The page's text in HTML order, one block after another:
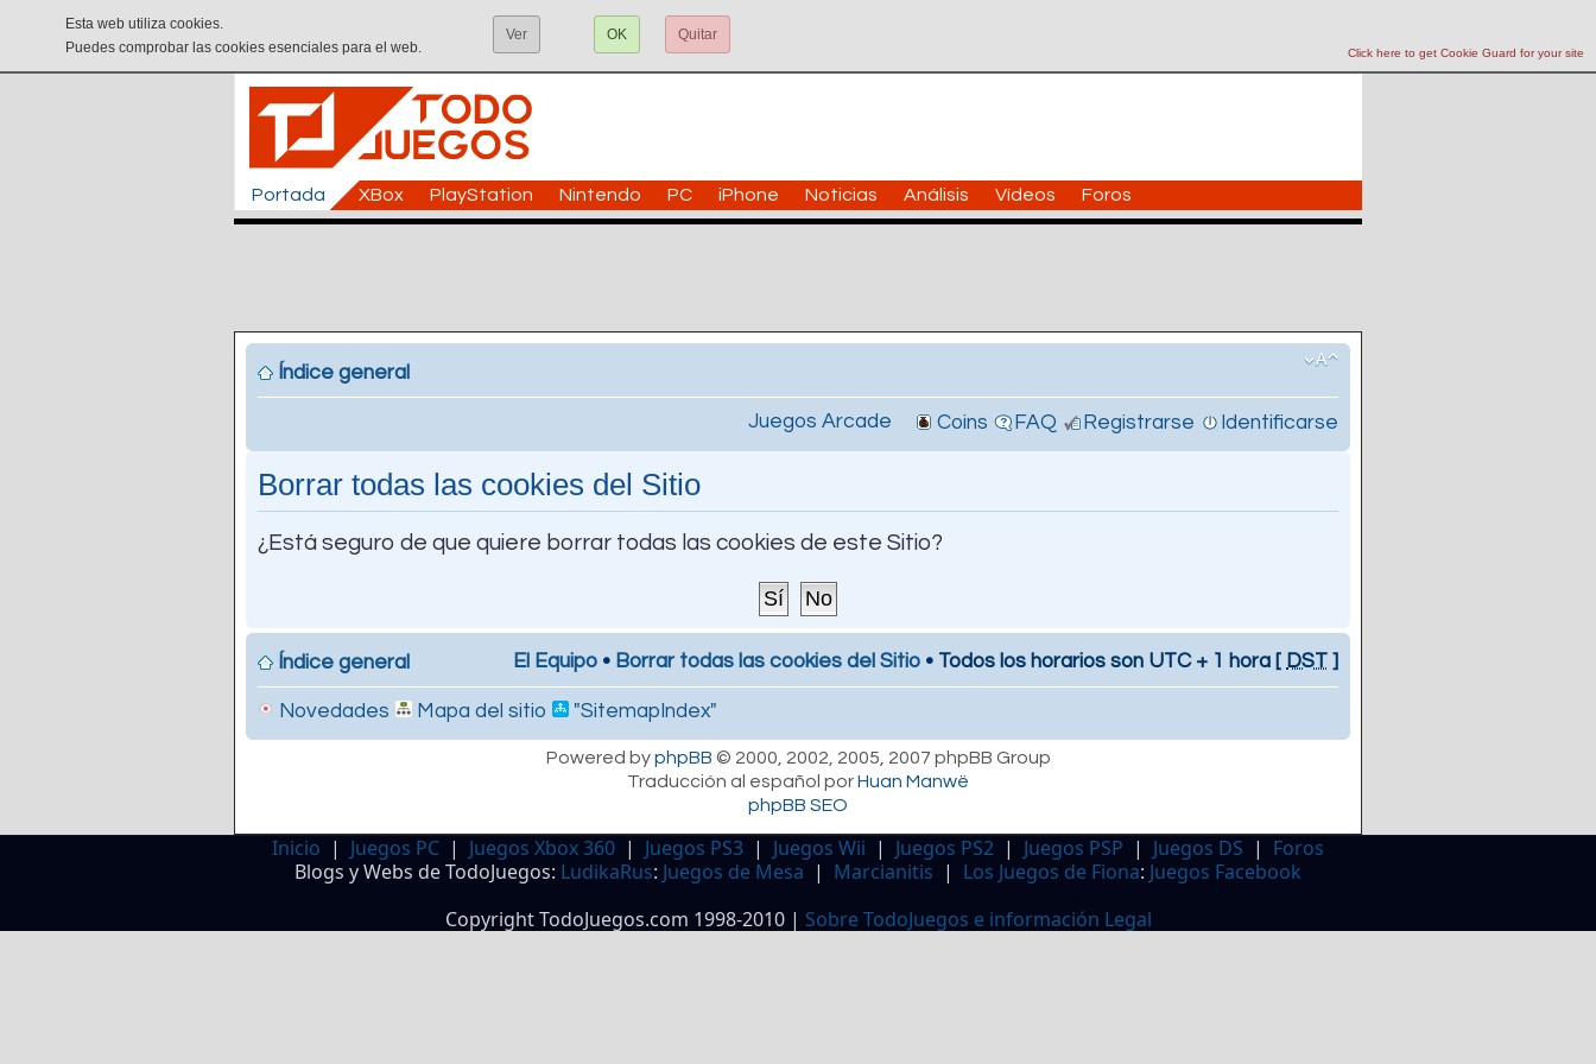
Click here to get Cookie Guard for your site
Esta web utiliza cookies.
Puedes comprobar las cookies esenciales para el web.
Ver OK Quitar
Portada XBox PlayStation Nintendo PC iPhone Noticias Análisis Vídeos Foros
Índice general
Juegos Arcade Coins FAQ Registrarse Identificarse
Borrar todas las cookies del Sitio
¿Está seguro de que quiere borrar todas las cookies de este Sitio?
Índice general El Equipo • Borrar todas las cookies del Sitio • Todos los horarios son UTC + 1 hora [ DST ]
Novedades Mapa del sitio "SitemapIndex"
Powered byphpBB © 2000, 2002, 2005, 2007 phpBB Group
Traducción al español porHuan Manwë
phpBB SEO
Inicio | Juegos PC | Juegos Xbox 360 | Juegos PS3 | Juegos Wii | Juegos PS2 | Juegos PSP | Juegos DS | Foros
Blogs y Webs de TodoJuegos: LudikaRus: Juegos de Mesa | Marcianitis | Los Juegos de Fiona: Juegos Facebook
Copyright TodoJuegos.com 1998-2010 | Sobre TodoJuegos e información Legal